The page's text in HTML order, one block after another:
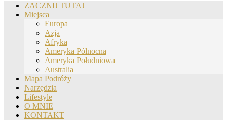
ZACZNIJ TUTAJ
Miejsca
Europa
Azja
Afryka
Ameryka Północna
Ameryka Południowa
Australia
Mapa Podróży
Narzędzia
Lifestyle
O MNIE
KONTAKT